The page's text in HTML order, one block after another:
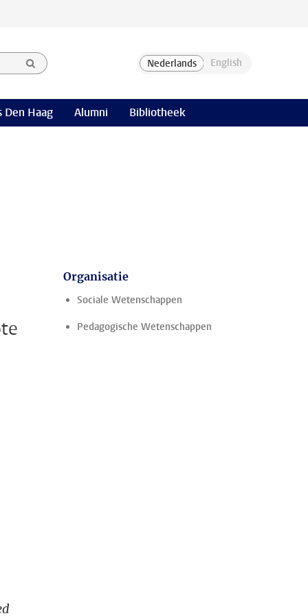
Den Haag Alumni Bibliotheek
Organisatie
Sociale Wetenschappen
Pedagogische Wetenschappen